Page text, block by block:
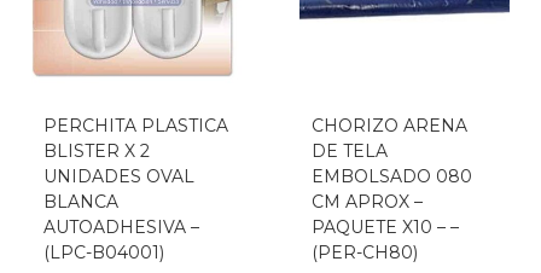
PERCHITA PLASTICA
BLISTER X 2
UNIDADES OVAL
BLANCA
AUTOADHESIVA –
(LPC-B04001)
CHORIZO ARENA
DE TELA
EMBOLSADO 080
CM APROX –
PAQUETE X10 – –
(PER-CH80)